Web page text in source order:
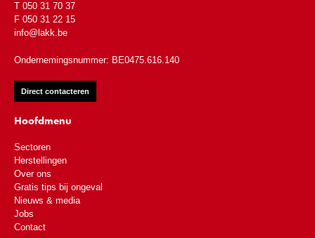
T 050 31 70 37
F 050 31 22 15
info@lakk.be
Ondernemingsnummer: BE0475.616.140
Direct contacteren
Hoofdmenu
Sectoren
Herstellingen
Over ons
Gratis tips bij ongeval
Nieuws & media
Jobs
Contact